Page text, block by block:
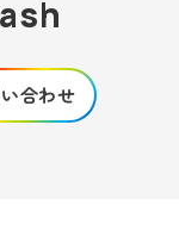
合わせ